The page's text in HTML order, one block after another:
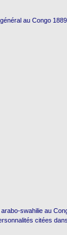
au Congo 1889
swahilie au
citées